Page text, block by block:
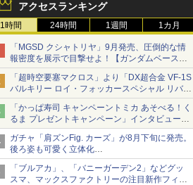
アクセスランキング
1時間 24時間 1週間 1カ月
「MGSD クシャトリヤ」9月発売、圧倒的な情
報密度を展示で目撃せよ！【ガンダムベース撮
り下ろし】
「超時空要塞マクロス」より「DX超合金 VF-1S
バルキリー ロイ・フォッカースペシャル リバイ
バルVer.」本日発売！
「かっぱ寿司 キャンペーントミカ あそべる！く
るま プレゼントキャンペーン」インタビュー
子どもが楽しめるかっぱ寿司ならではの体験と
コラボの楽しさを追求
ガチャ「肩ズンFig. カーズ」が8月下旬に発売。
後ろ姿も可愛く立体化
ライトニング・マックィーンやメーターなど4
種がラインナップ
「ブルアカ」、「バニーガーデン2」などグッ
スマ、マックスファクトリーの注目新作フィギ